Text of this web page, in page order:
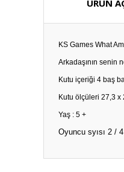
ÜRÜN
KS Games What
Arkadaşının senin
Kutu içeriği 4 baş
Kutu ölçüleri 27,3 x
Yaş : 5 +
Oyuncu syısı 2 / 4